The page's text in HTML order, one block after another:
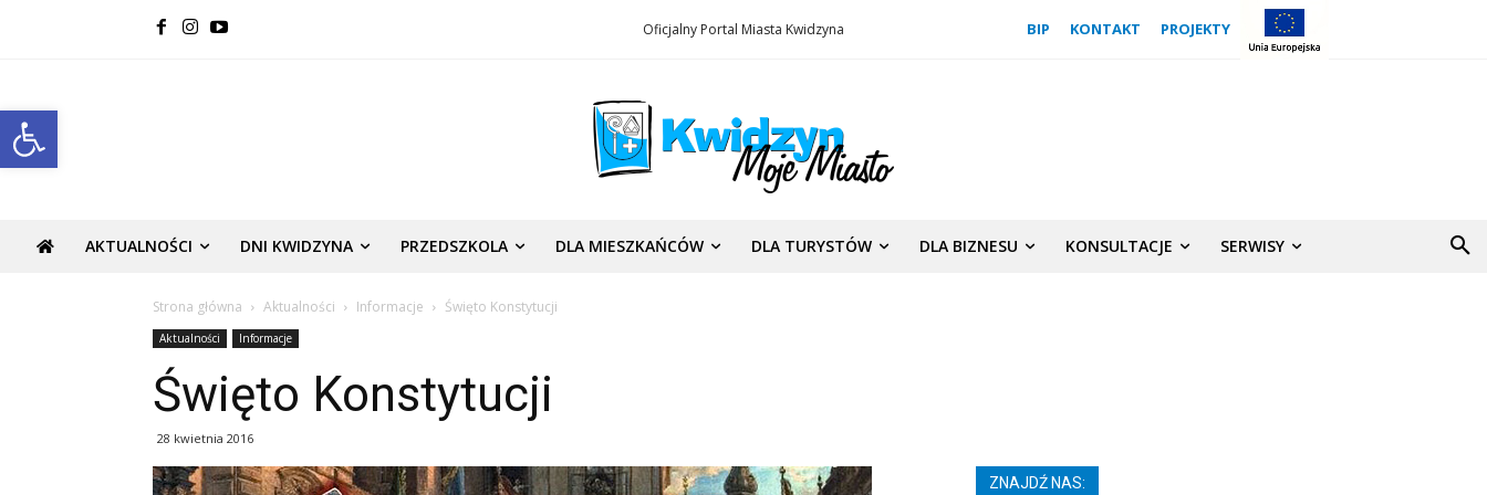
Open toolbar
Oficjalny Portal Miasta Kwidzyna BIP KONTAKT PROJEKTY
AKTUALNOŚCI DNI KWIDZYNA PRZEDSZKOLA DLA MIESZKAŃCÓW DLA TURYSTÓW DLA BIZNESU KONSULTACJE SERWISY
Strona główna Aktualności Informacje Święto Konstytucji
Aktualności Informacje
Święto Konstytucji
28 kwietnia 2016
ZNAJDŹ NAS: